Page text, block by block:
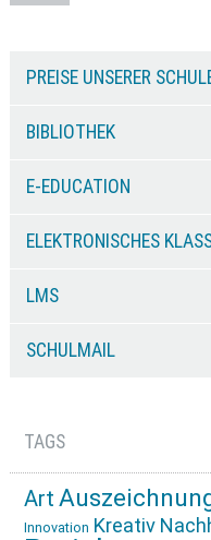
PREISE UNSERER
BIBLIOTHEK
E-EDUCATION
ELEKTRONISCHES
LMS
SCHULMAIL
TAGS
Art
Innovation Kreativ